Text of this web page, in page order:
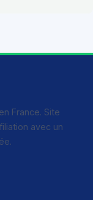
France. Site
avec un